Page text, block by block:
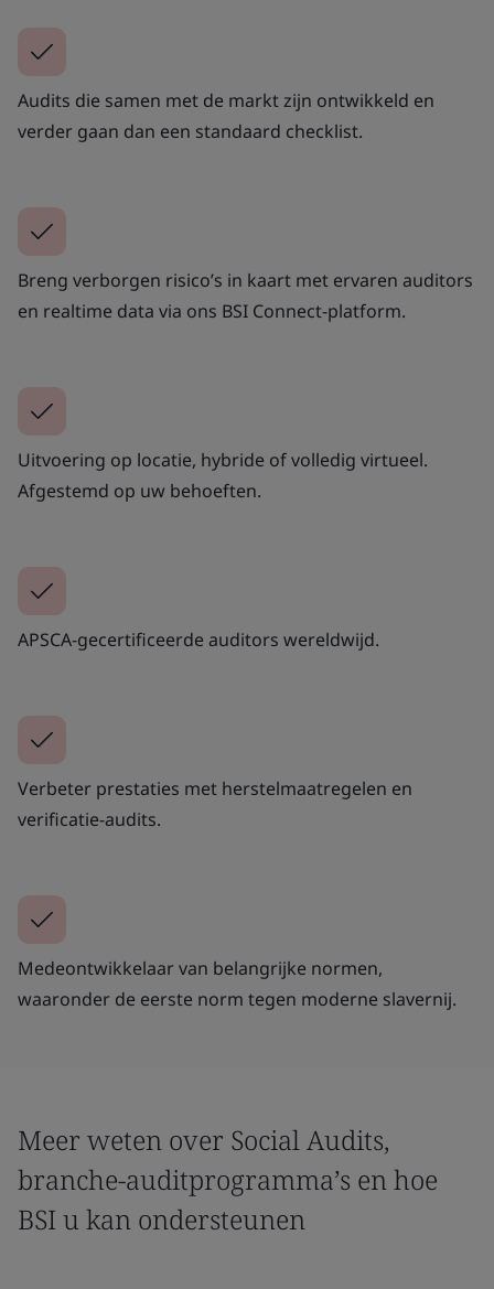
Audits die samen met de markt zijn ontwikkeld en
verder gaan dan een standaard checklist.
Breng verborgen risico’s in kaart met ervaren auditors
en realtime data via ons BSI Connect-platform.
Uitvoering op locatie, hybride of volledig virtueel.
Afgestemd op uw behoeften.
APSCA-gecertificeerde auditors wereldwijd.
Verbeter prestaties met herstelmaatregelen en
verificatie-audits.
Medeontwikkelaar van belangrijke normen,
waaronder de eerste norm tegen moderne slavernij.
Meer weten over Social Audits,
branche-auditprogramma’s en hoe
BSI u kan ondersteunen